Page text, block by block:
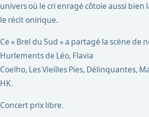
univers où le cri enragé côtoie aussi
le récit onirique.
Ce « Brel du Sud » a partagé la scène
Hurlements de Léo, Flavia
Coelho, Les Vieilles Pies, Délinquantes,
HK.
Concert prix libre.